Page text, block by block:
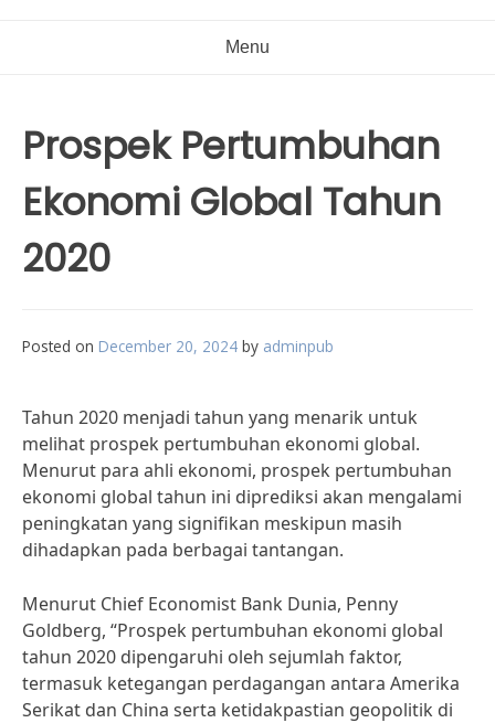
Menu
Prospek Pertumbuhan
Ekonomi Global Tahun
2020
Posted on December 20, 2024 by adminpub
Tahun 2020 menjadi tahun yang menarik untuk
melihat prospek pertumbuhan ekonomi global.
Menurut para ahli ekonomi, prospek pertumbuhan
ekonomi global tahun ini diprediksi akan mengalami
peningkatan yang signifikan meskipun masih
dihadapkan pada berbagai tantangan.
Menurut Chief Economist Bank Dunia, Penny
Goldberg, “Prospek pertumbuhan ekonomi global
tahun 2020 dipengaruhi oleh sejumlah faktor,
termasuk ketegangan perdagangan antara Amerika
Serikat dan China serta ketidakpastian geopolitik di